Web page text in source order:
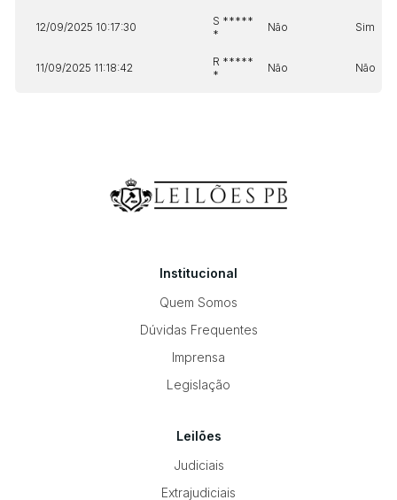
12/09/2025 10:17:30
S *****
*
Não Sim
11/09/2025 11:18:42
R *****
*
Não Não
Institucional
Quem Somos
Dúvidas Frequentes
Imprensa
Legislação
Leilões
Judiciais
Extrajudiciais